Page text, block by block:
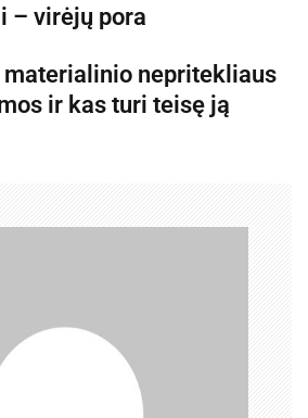
– virėjų pora
nepritekliaus
ir kas turi teisę ją